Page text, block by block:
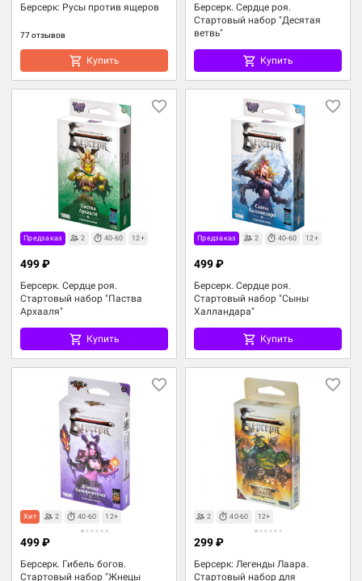
Берсерк: Русы против ящеров
77 отзывов
Купить
Берсерк. Сердце роя.
Стартовый набор "Десятая
ветвь"
Купить
Предзаказ 2 40-60 12+
Берсерк. Сердце роя.
Стартовый набор "Паства
Архааля"
499 ₽
Купить
Предзаказ 2 40-60 12+
Берсерк. Сердце роя.
Стартовый набор "Сыны
Халландара"
499 ₽
Купить
Хит 2 40-60 12+
Берсерк. Гибель богов.
Стартовый набор "Жнецы
499 ₽
2 40-60 12+
Берсерк: Легенды Лаара.
Стартовый набор для
299 ₽